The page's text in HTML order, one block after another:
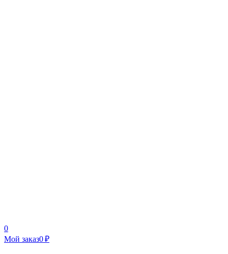
0
Мой заказ0 ₽